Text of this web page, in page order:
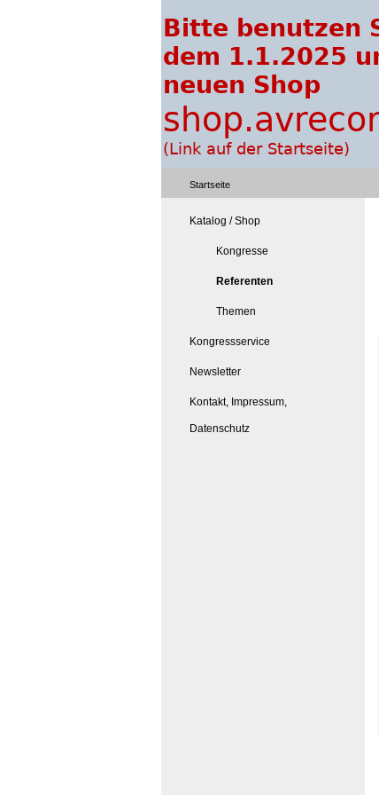
Startseite
Katalog / Shop
Kongresse
Referenten
Themen
Kongressservice
Newsletter
Kontakt, Impressum,
Datenschutz